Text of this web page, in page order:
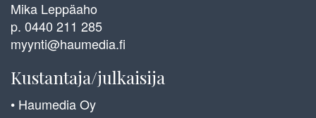
Mika Leppäaho
p. 0440 211 285
myynti@haumedia.fi
Kustantaja/julkaisija
• Haumedia Oy